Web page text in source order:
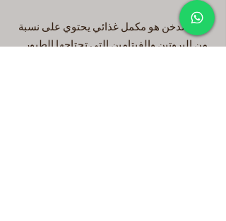
رذاذ الدخن هو مكمل غذائي يحتوي على نسبة
من البروتين والفيتامين التي تحتاجها الطيور.